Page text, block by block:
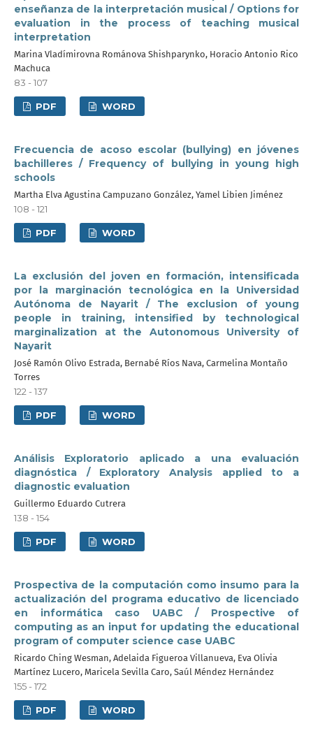
enseñanza de la interpretación musical / Options for
evaluation in the process of teaching musical
interpretation
Marina Vladímirovna Románova Shishparynko, Horacio Antonio Rico
Machuca
83 - 107
PDF WORD
Frecuencia de acoso escolar (bullying) en jóvenes
bachilleres / Frequency of bullying in young high
schools
Martha Elva Agustina Campuzano González, Yamel Libien Jiménez
108 - 121
PDF WORD
La exclusión del joven en formación, intensificada
por la marginación tecnológica en la Universidad
Autónoma de Nayarit / The exclusion of young
people in training, intensified by technological
marginalization at the Autonomous University of
Nayarit
José Ramón Olivo Estrada, Bernabé Ríos Nava, Carmelina Montaño
Torres
122 - 137
PDF WORD
Análisis Exploratorio aplicado a una evaluación
diagnóstica / Exploratory Analysis applied to a
diagnostic evaluation
Guillermo Eduardo Cutrera
138 - 154
PDF WORD
Prospectiva de la computación como insumo para la
actualización del programa educativo de licenciado
en informática caso UABC / Prospective of
computing as an input for updating the educational
program of computer science case UABC
Ricardo Ching Wesman, Adelaida Figueroa Villanueva, Eva Olivia
Martínez Lucero, Maricela Sevilla Caro, Saúl Méndez Hernández
155 - 172
PDF WORD